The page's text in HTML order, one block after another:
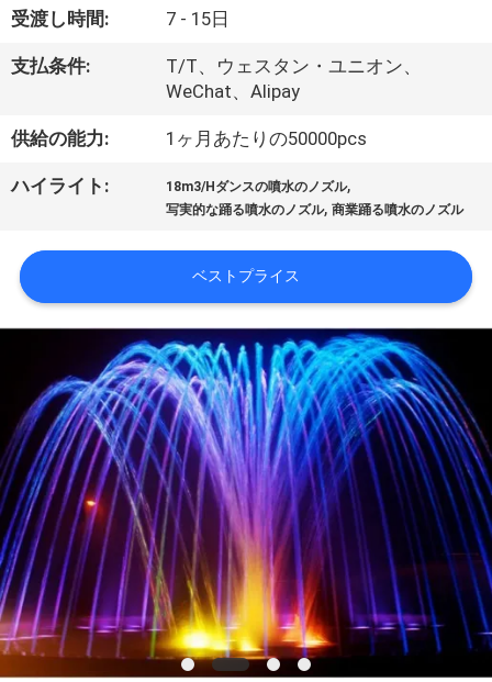
て
場
旅
品
管
理
私
達
に
連
受渡し時間: 7 - 15日
支払条件:
T/T、ウェスタン・ユニオン、
WeChat、Alipay
供給の能力: 1ヶ月あたりの50000pcs
ハイライト: 18m3/Hダンスの噴水のノズル,
写実的な踊る噴水のノズル,商業踊る噴水のノズル
ベストプライス